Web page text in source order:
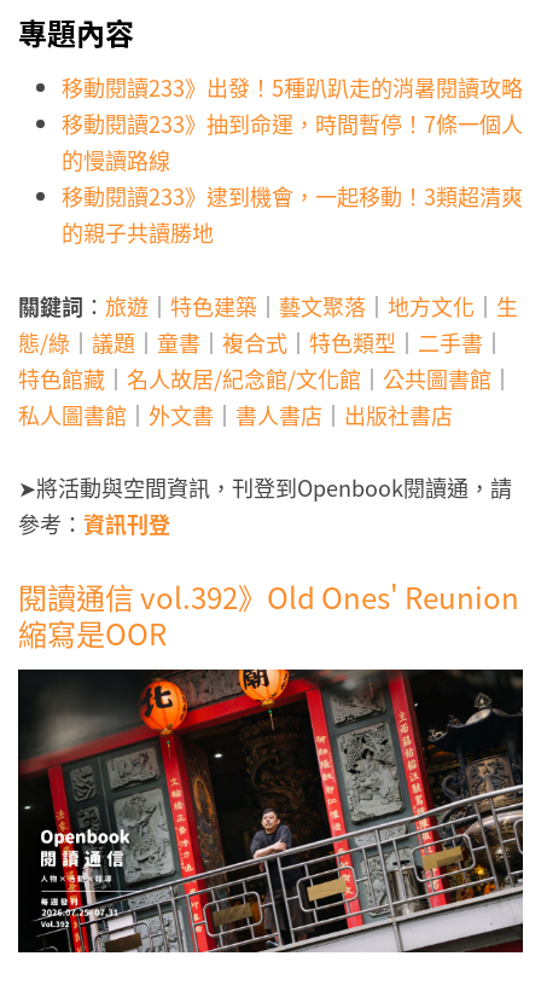
專題內容
移動閱讀233》出發！5種趴趴走的消暑閱讀攻略
移動閱讀233》抽到命運，時間暫停！7條一個人
的慢讀路線
移動閱讀233》逮到機會，一起移動！3類超清爽
的親子共讀勝地
關鍵詞 ： 旅遊 ｜ 特色建築 ｜ 藝文聚落 ｜ 地方文化 ｜ 生
態/綠 ｜ 議題 ｜ 童書 ｜ 複合式 ｜ 特色類型 ｜ 二手書 ｜
特色館藏 ｜ 名人故居/紀念館/文化館 ｜ 公共圖書館 ｜
私人圖書館 ｜ 外文書 ｜ 書人書店 ｜ 出版社書店
➤將活動與空間資訊，刊登到Openbook閱讀通，請
參考： 資訊刊登
閱讀通信 vol.392》Old Ones' Reunion
縮寫是OOR